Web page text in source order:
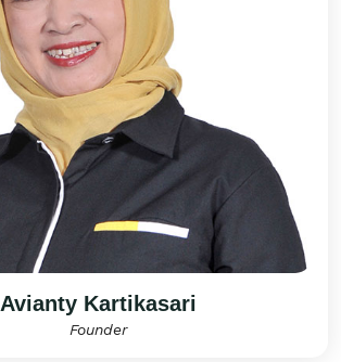
Avianty Kartikasari
Founder